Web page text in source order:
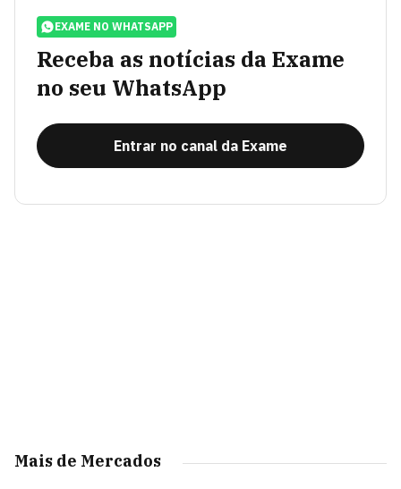
EXAME NO WHATSAPP
Receba as notícias da Exame
no seu WhatsApp
Entrar no canal da Exame
Mais de Mercados